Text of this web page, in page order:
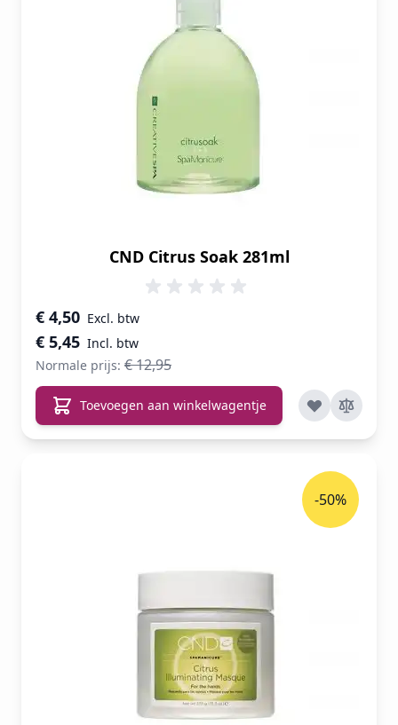
CND Citrus Soak 281ml
Speciale prijs
€ 5,45
€ 4,50
Normale prijs: € 12,95
Toevoegen aan winkelwagentje
-50%